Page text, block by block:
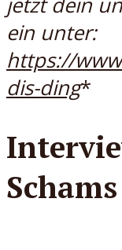
ein unter:
https://
dis-ding*
Schams